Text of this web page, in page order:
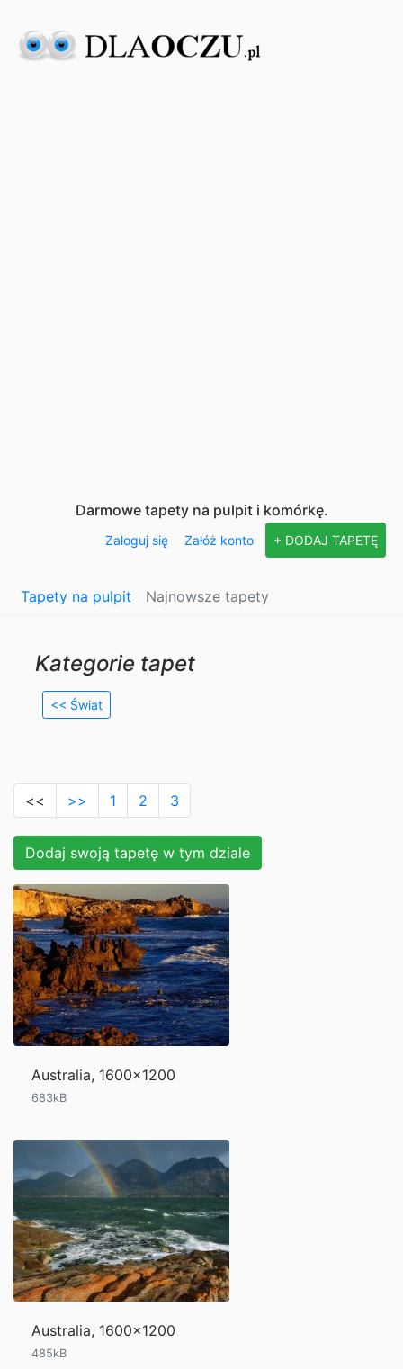
Darmowe tapety na pulpit i komórkę.
Zaloguj się Załóż konto + DODAJ TAPETĘ
Tapety na pulpit Najnowsze tapety
Kategorie tapet
<< Świat
<< >> 1 2 3
Dodaj swoją tapetę w tym dziale
Australia, 1600x1200
683kB
Australia, 1600x1200
485kB